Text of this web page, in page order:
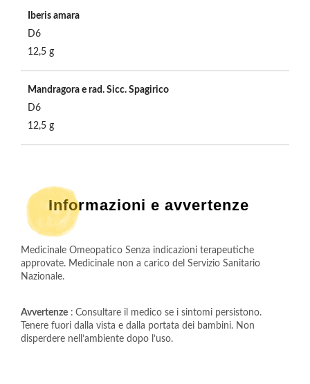
Iberis amara
D6
12,5 g
Mandragora e rad. Sicc. Spagirico
D6
12,5 g
Informazioni e avvertenze
Medicinale Omeopatico Senza indicazioni terapeutiche
approvate. Medicinale non a carico del Servizio Sanitario
Nazionale.
Avvertenze : Consultare il medico se i sintomi persistono.
Tenere fuori dalla vista e dalla portata dei bambini. Non
disperdere nell’ambiente dopo l’uso.